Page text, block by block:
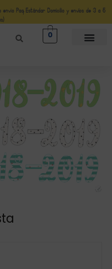
Paq Estándar Domicilio y envíos de 3 a 5
0